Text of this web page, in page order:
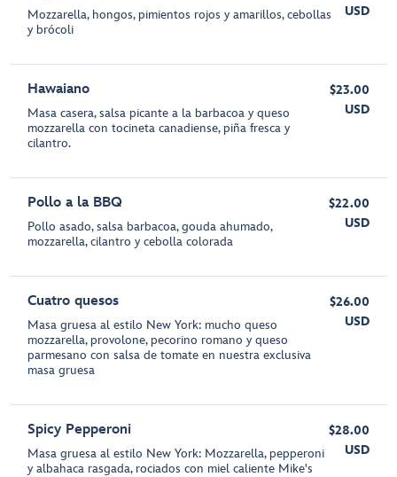
Mozzarella, hongos, pimientos rojos y amarillos, cebollas
y brócoli
USD
Hawaiano
Masa casera, salsa picante a la barbacoa y queso
mozzarella con tocineta canadiense, piña fresca y
cilantro.
$23.00
USD
Pollo a la BBQ
Pollo asado, salsa barbacoa, gouda ahumado,
mozzarella, cilantro y cebolla colorada
$22.00
USD
Cuatro quesos
Masa gruesa al estilo New York: mucho queso
mozzarella, provolone, pecorino romano y queso
parmesano con salsa de tomate en nuestra exclusiva
masa gruesa
$26.00
USD
Spicy Pepperoni
Masa gruesa al estilo New York: Mozzarella, pepperoni
y albahaca rasgada, rociados con miel caliente Mike's
$28.00
USD